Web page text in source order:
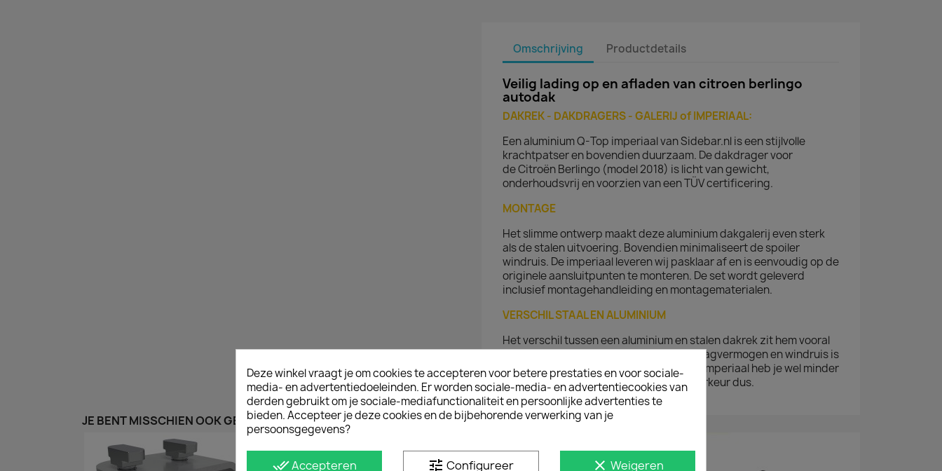
Omschrijving Productdetails
Veilig lading op en afladen van citroen berlingo
autodak
DAKREK - DAKDRAGERS - GALERIJ of IMPERIAAL:
Een aluminium Q-Top imperiaal van Sidebar.nl is een stijlvolle
krachtpatser en bovendien duurzaam. De dakdrager voor
de Citroën Berlingo (model 2018) is licht van gewicht,
onderhoudsvrij en voorzien van een TÜV certificering.
MONTAGE
Het slimme ontwerp maakt deze aluminium dakgalerij even sterk
als de stalen uitvoering. Bovendien minimaliseert de spoiler
windruis. De imperiaal leveren wij pasklaar af en is eenvoudig op de
originele aansluitpunten te monteren. De set wordt geleverd
inclusief montagehandleiding en montagematerialen.
VERSCHIL STAAL EN ALUMINIUM
Het verschil tussen een aluminium en stalen dakrek zit hem vooral
in het gewicht en de uitstraling. Qua draagvermogen en windruis is
er minimaal verschil. Met een aluminium imperiaal heb je wel minder
brandstofverbruik. Een persoonlijke voorkeur dus.
JE BENT MISSCHIEN OOK GEÏNTERESSEERD IN
Deze winkel vraagt je om cookies te accepteren voor betere prestaties en voor sociale-
media- en advertentiedoeleinden. Er worden sociale-media- en advertentiecookies van
derden gebruikt om je sociale-mediafunctionaliteit en persoonlijke advertenties te
bieden. Accepteer je deze cookies en de bijbehorende verwerking van je
persoonsgegevens?
done_allAccepteren tune Configureer clear Weigeren